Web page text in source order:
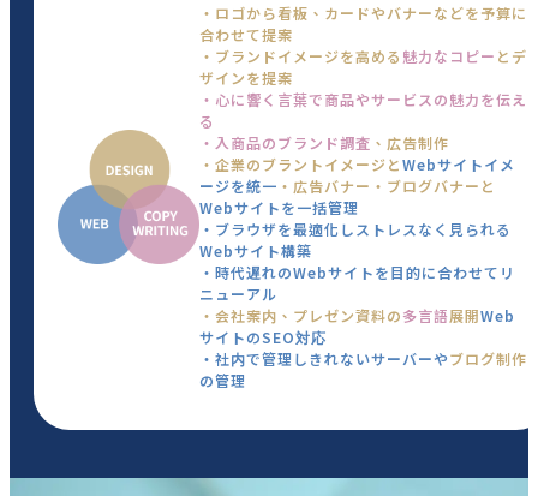
・ロゴから看板、カードやバナーなどを予算に
合わせて提案
・ブランドイメージを高める 魅力なコピー とデ
ザインを提案
・心に響く言葉で商品やサービスの魅力を伝え
る
・入商品のブランド調査 、広告制作
・企業のブラントイメージとWebサイトイメ
ージを統一 ・広告バナー・ブログバナーと
Webサイトを一括管理
・ブラウザを最適化しストレスなく見られる
Webサイト構築
・時代遅れのWebサイトを目的に合わせてリ
ニューアル
・会社案内、プレゼン資料の多言語展開Web
サイトのSEO対応
・社内で管理しきれないサーバーやブログ制作
の管理